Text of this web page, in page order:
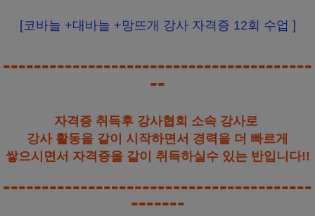
[코바늘 +대바늘 +망뜨개 강사 자격증 12회 수업 ]
----------------------------------------
--
자격증 취득후 강사협회 소속 강사로
강사 활동을 같이 시작하면서 경력을 더 빠르게
쌓으시면서 자격증을 같이 취득하실수 있는 반입니다!!
----------------------------------------
-------